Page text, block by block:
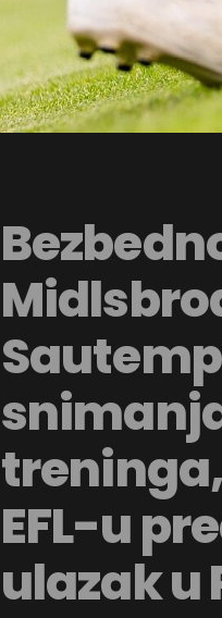
EFL-u
ulazak u